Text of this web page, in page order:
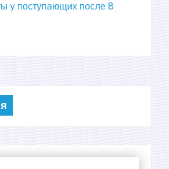
у поступающих после 8